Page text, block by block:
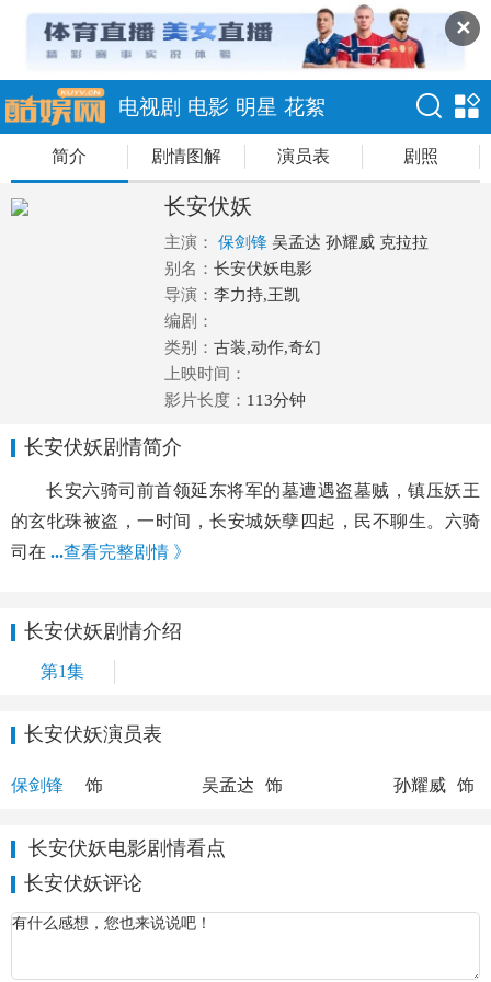
✕
电视剧 电影 明星 花絮
简介 剧情图解 演员表 剧照
长安伏妖
主演： 保剑锋 吴孟达 孙耀威 克拉拉
别名： 长安伏妖电影
导演： 李力持,王凯
编剧：
类别： 古装,动作,奇幻
上映时间：
影片长度： 113分钟
长安伏妖剧情简介
长安六骑司前首领延东将军的墓遭遇盗墓贼，镇压妖王
的玄牝珠被盗，一时间，长安城妖孽四起，民不聊生。六骑
司在 ...查看完整剧情 》
长安伏妖剧情介绍
第1集
长安伏妖演员表
李长安
保剑锋
饰
吴孟达
饰
孙耀威
饰
长安伏妖电影剧情看点
长安伏妖评论